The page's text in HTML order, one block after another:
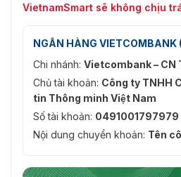
VietnamSmart sẽ không chịu
NGÂN HÀNG VIETCOMBANK
Chi nhánh: Vietcombank – CN
Chủ tài khoản: Công ty TNHH
tin Thông minh Việt Nam
Số tài khoản: 0491001797979
Nội dung chuyển khoản: Tên